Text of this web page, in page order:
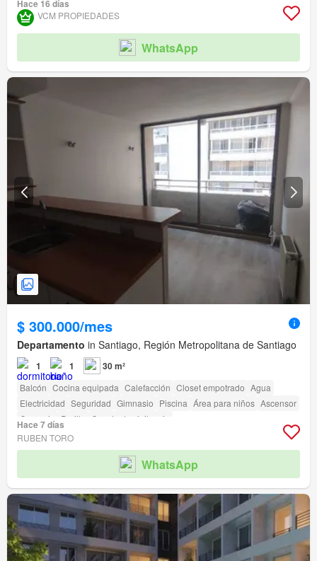
Área para niños Ascensor
Caseta de vigilancia
Hace 16 días
VCM PROPIEDADES
WhatsApp
$ 300.000/mes
Departamento in Santiago, Región Metropolitana de Santiago
1 1 30 m²
Balcón Cocina equipada Calefacción Closet empotrado Agua
Electricidad Seguridad Gimnasio Piscina Área para niños Ascensor
Conserje Parilla
Caseta de vigilancia
Acceso para personas con discapacidad
Hace 7 días
RUBEN TORO
WhatsApp